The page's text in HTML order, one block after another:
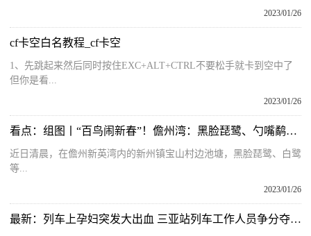
2023/01/26
cf卡空白名教程_cf卡空
1、先跳起来然后同时按住EXC+ALT+CTRL不要松手就卡到空中了
但你是看...
2023/01/26
看点：组图丨“百鸟闹新春”！儋州湾：黑脸琵鹭、勺嘴鹬悠然过冬
近日清晨，在儋州新英湾内的新州镇宝山村边池塘，黑脸琵鹭、白鹭
等...
2023/01/26
最新：列车上孕妇突发大出血 三亚站列车工作人员争分夺秒救助